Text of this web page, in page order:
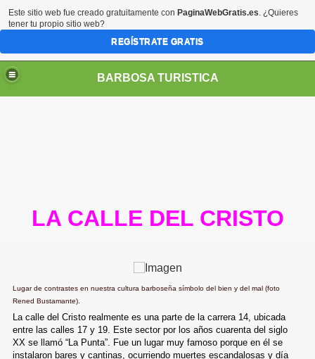
BARBOSA TURISTICA
LA CALLE DEL CRISTO
Lugar de contrastes en nuestra cultura barboseña símbolo del bien y del mal (foto
Rened Bustamante).
La calle del Cristo realmente es una parte de la carrera 14, ubicada
entre las calles 17 y 19. Este sector por los años cuarenta del siglo
XX se llamó “La Punta”. Fue un lugar muy famoso porque en él se
instalaron bares y cantinas, ocurriendo muertes escandalosas y día
Este sitio web fue creado gratuitamente con PaginaWebGratis.es. ¿Quieres
tener tu propio sitio web?
REGÍSTRATE GRATIS